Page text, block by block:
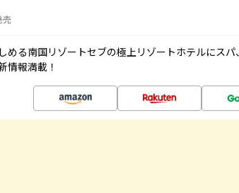
売
める南国リゾートセブの極上リゾートホテルにス
情報満載！